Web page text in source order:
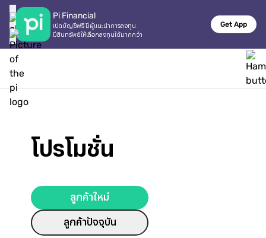
Pi Financial
เปิดบัญชีฟรี มีผู้แนะนำการลงทุน
มีสินทรัพย์ให้เลือกลงทุนได้มากกว่า
Get App
โปรโมชั่น
ลูกค้าใหม่
ลูกค้าปัจจุบัน